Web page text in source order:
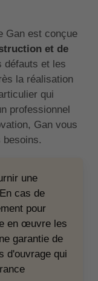
Gan est conçue
et de
défauts et les
la réalisation
qui
professionnel
Gan vous
besoins.
une
cas de
pour
en œuvre les
garantie de
d'ouvrage qui